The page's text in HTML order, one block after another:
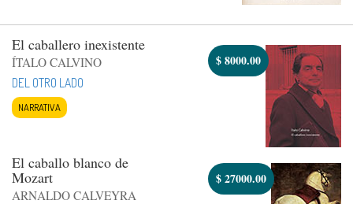
El caballero inexistente
ÍTALO CALVINO
DEL OTRO LADO
NARRATIVA
$8000.00
El caballo blanco de
Mozart
ARNALDO CALVEYRA
$27000.00